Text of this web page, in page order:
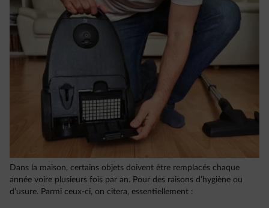
Dans la maison, certains objets doivent être remplacés chaque
année voire plusieurs fois par an. Pour des raisons d’hygiène ou
d’usure. Parmi ceux-ci, on citera, essentiellement :